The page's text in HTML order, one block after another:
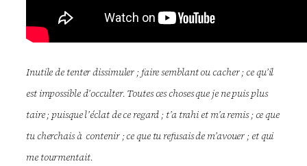
Inutile de tenter dissimuler ; faire semblant ou cacher ; ce qu’il
est impossible d’occulter. Toutes ces choses que je ne puis plus
taire ; puisque l’éclat de ce regard ; t’a trahi et m’a remis ; ce que
tu cherchais à contenir ; ce que tu refusais de m’avouer ; et qui
me tourmentait.